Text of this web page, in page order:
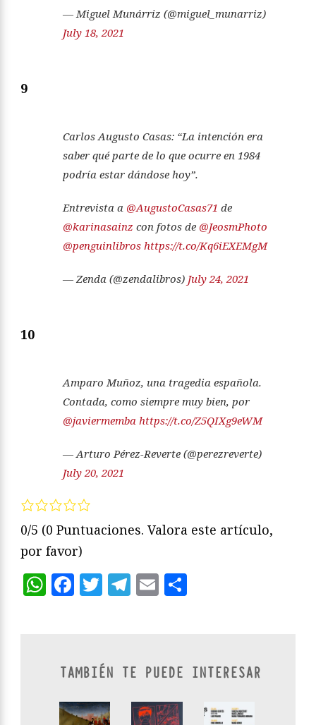
— Miguel Munárriz (@miguel_munarriz)
July 18, 2021
9
Carlos Augusto Casas: “La intención era
saber qué parte de lo que ocurre en 1984
podría estar dándose hoy”.
Entrevista a @AugustoCasas71 de
@karinasainz con fotos de @JeosmPhoto
@penguinlibros https://t.co/Kq6iEXEMgM
— Zenda (@zendalibros) July 24, 2021
10
Amparo Muñoz, una tragedia española.
Contada, como siempre muy bien, por
@javiermemba https://t.co/Z5QIXg9eWM
— Arturo Pérez-Reverte (@perezreverte)
July 20, 2021
0/5 (0 Puntuaciones. Valora este artículo,
por favor)
WhatsApp
Facebook
Twitter
Telegram
Email
TAMBIÉN TE PUEDE INTERESAR